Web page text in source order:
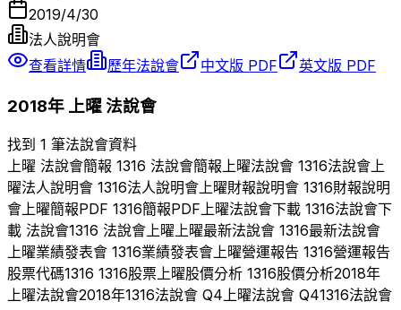
2019/4/30
法人說明會
查看詳情
歷年法說會 中文版 PDF 英文版 PDF
2018年 上曜法說會
找到 1 筆法說會資料
上曜 法說會簡報 1316 法說會簡報上曜法說會 1316法說會上
曜法人說明會 1316法人說明會上曜財報說明會 1316財報說明
會上曜簡報PDF 1316簡報PDF上曜法說會下載 1316法說會下
載 法說會1316 法說會上曜上曜最新法說會 1316最新法說會
上曜業績發表會 1316業績發表會上曜營運報告 1316營運報告
股票代碼1316 1316股票上曜股價分析 1316股價分析2018年
上曜法說會2018年1316法說會 Q4上曜法說會 Q41316法說會